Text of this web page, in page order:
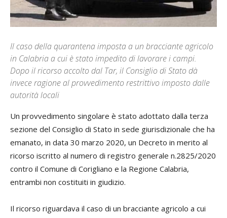
Il caso della quarantena imposta a un bracciante agricolo
in Calabria a cui è stato impedito di lavorare i campi.
Dopo il ricorso accolto dal Tar, il Consiglio di Stato dà
invece ragione al provvedimento restrittivo imposto dalle
autorità locali
Un provvedimento singolare è stato adottato dalla terza
sezione del Consiglio di Stato in sede giurisdizionale che ha
emanato, in data 30 marzo 2020, un Decreto in merito al
ricorso iscritto al numero di registro generale n.2825/2020
contro il Comune di Corigliano e la Regione Calabria,
entrambi non costituiti in giudizio.
Il ricorso riguardava il caso di un bracciante agricolo a cui